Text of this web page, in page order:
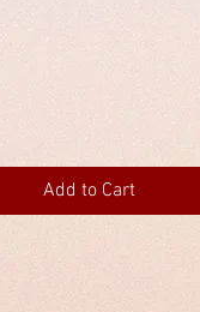
Add to Cart